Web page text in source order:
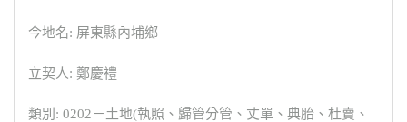
今地名: 屏東縣內埔鄉
立契人: 鄭慶禮
類別: 0202－土地(執照、歸管分管、丈單、典胎、杜賣、